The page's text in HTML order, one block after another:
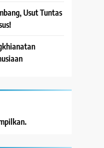
Usut Tuntas